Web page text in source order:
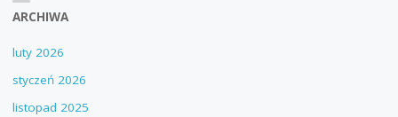
ARCHIWA
luty 2026
styczeń 2026
listopad 2025